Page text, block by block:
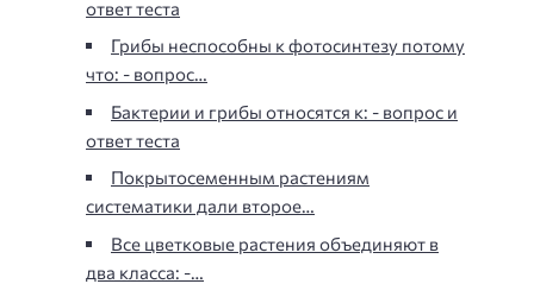
ответ теста
Грибы неспособны к фотосинтезу потому
что: - вопрос…
Бактерии и грибы относятся к: - вопрос и
ответ теста
Покрытосеменным растениям
систематики дали второе…
Все цветковые растения объединяют в
два класса: -…